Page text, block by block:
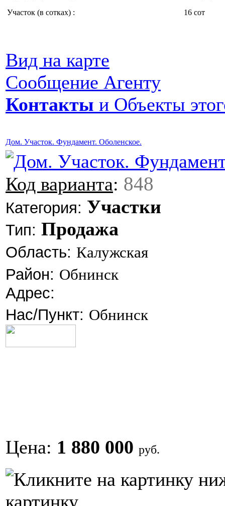
Участок (в сотках) : 16 сот
Вид на карте
Сообщение Агенту
Контакты и Объекты
Дом. Участок. Фундамент. Оболенское.
Код варианта: 848
Категория: Участки
Тип: Продажа
Область: Калужская
Район: Обнинск
Адрес:
Нас/Пункт: Обнинск
Цена: 1 880 000 руб.
картинку